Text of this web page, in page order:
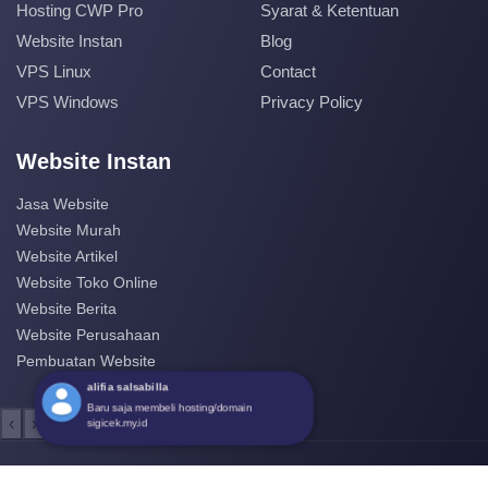
Hosting CWP Pro
Website Instan
VPS Linux
VPS Windows
Syarat & Ketentuan
Blog
Contact
Privacy Policy
Website Instan
Jasa Website
Website Murah
Website Artikel
Website Toko Online
Website Berita
Website Perusahaan
Pembuatan Website
‹ ›
alifia salsabilla
Baru saja membeli hosting/domain
sigicek.my.id